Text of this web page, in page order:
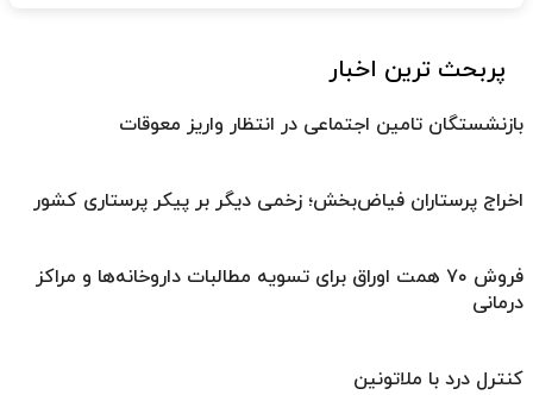
پربحث ترین اخبار
بازنشستگان تامین اجتماعی در انتظار واریز معوقات
اخراج پرستاران فیاض‌بخش؛ زخمی دیگر بر پیکر پرستاری کشور
فروش ۷۰ همت اوراق برای تسویه مطالبات داروخانه‌ها و مراکز
درمانی
کنترل درد با ملاتونین